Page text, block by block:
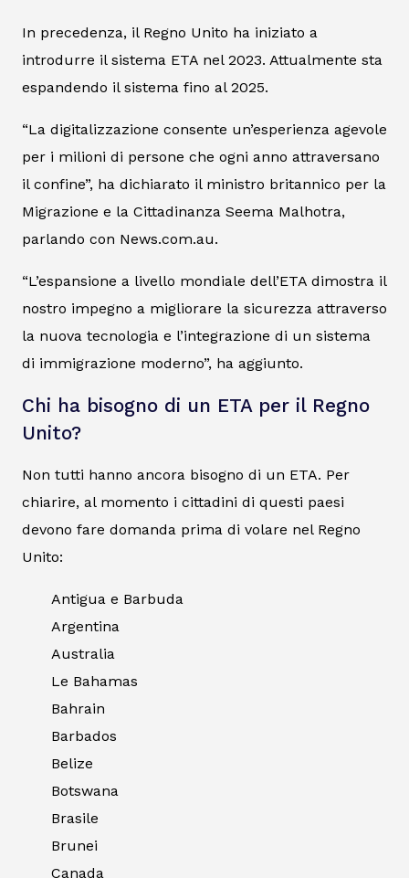
In precedenza, il Regno Unito ha iniziato a
introdurre il sistema ETA nel 2023. Attualmente sta
espandendo il sistema fino al 2025.
“La digitalizzazione consente un’esperienza agevole
per i milioni di persone che ogni anno attraversano
il confine”, ha dichiarato il ministro britannico per la
Migrazione e la Cittadinanza Seema Malhotra,
parlando con News.com.au.
“L’espansione a livello mondiale dell’ETA dimostra il
nostro impegno a migliorare la sicurezza attraverso
la nuova tecnologia e l’integrazione di un sistema
di immigrazione moderno”, ha aggiunto.
Chi ha bisogno di un ETA per il Regno
Unito?
Non tutti hanno ancora bisogno di un ETA. Per
chiarire, al momento i cittadini di questi paesi
devono fare domanda prima di volare nel Regno
Unito:
Antigua e Barbuda
Argentina
Australia
Le Bahamas
Bahrain
Barbados
Belize
Botswana
Brasile
Brunei
Canada